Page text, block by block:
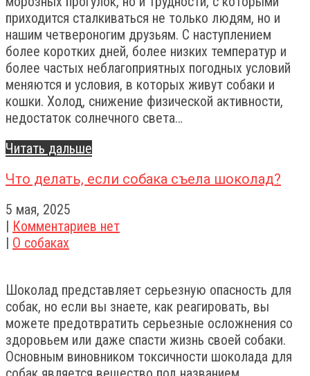
приходится сталкиваться не только людям, но и
нашим четвероногим друзьям. С наступлением
более коротких дней, более низких температур и
более частых неблагоприятных погодных условий
меняются и условия, в которых живут собаки и
кошки. Холод, снижение физической активности,
недостаток солнечного света…
Читать дальше
Что делать, если собака съела шоколад?
5 мая, 2025
| Комментариев нет
| О собаках
Шоколад представляет серьезную опасность для
собак, но если вы знаете, как реагировать, вы
можете предотвратить серьезные осложнения со
здоровьем или даже спасти жизнь своей собаки.
Основным виновником токсичности шоколада для